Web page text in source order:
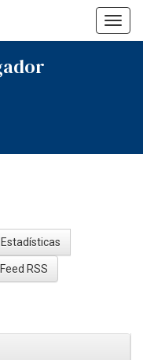
Feed RSS